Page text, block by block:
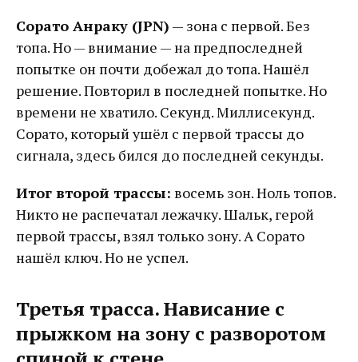
Сорато Анраку (JPN) — зона с первой. Без
топа. Но — внимание — на предпоследней
попытке он почти добежал до топа. Нашёл
решение. Повторил в последней попытке. Но
времени не хватило. Секунд. Миллисекунд.
Сорато, который ушёл с первой трассы до
сигнала, здесь бился до последней секунды.
Итог второй трассы: восемь зон. Ноль топов.
Никто не распечатал лежачку. Шальк, герой
первой трассы, взял только зону. А Сорато
нашёл ключ. Но не успел.
Третья трасса. Нависание с
прыжком на зону с разворотом